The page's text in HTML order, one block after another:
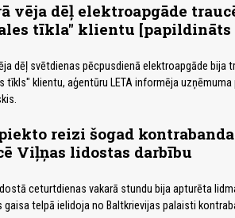
vēja dēļ elektroapgāde
tīkla" klientu [papildināts
dēļ svētdienas pēcpusdienā elektroapgāde bija
tīkls" klientu, aģentūru LETA informēja
reizi šogad
Viļņas lidostas darbību
ceturtdienas vakarā stundu bija apturēta
gaisa telpā ielidoja no Baltkrievijas palaisti